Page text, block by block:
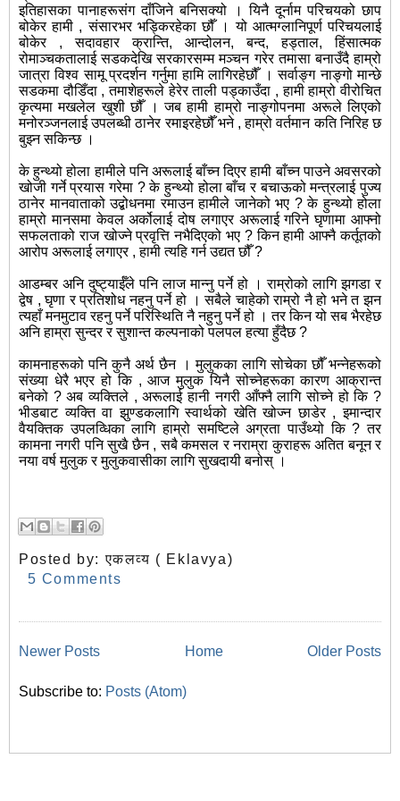
इतिहासका पानाहरूसंग दाँजिने बनिसक्यो । यिनै दूर्नाम परिचयको छाप
बोकेर हामी , संसारभर भड्किरहेका छौँ । यो आत्मग्लानिपूर्ण परिचयलाई
बोकेर , सदावहार क्रान्ति, आन्दोलन, बन्द, हड्ताल, हिंसात्मक
रोमाञ्चकतालाई सडकदेखि सरकारसम्म मञ्चन गरेर तमासा बनाउँदै हाम्रो
जात्रा विश्व सामू प्रदर्शन गर्नुमा हामि लागिरहेछौँ । सर्वाङ्ग नाङ्गो मान्छे
सडकमा दौडिँदा , तमाशेहरूले हेरेर ताली पड्काउँदा , हामी हाम्रो वीरोचित
कृत्यमा मखलेल खुशी छौँ । जब हामी हाम्रो नाङ्गोपनमा अरूले लिएको
मनोरञ्जनलाई उपलब्धी ठानेर रमाइरहेछौँ भने , हाम्रो वर्तमान कति निरिह छ
बुझ्न सकिन्छ ।
के हुन्थ्यो होला हामीले पनि अरूलाई बाँच्न दिएर हामी बाँच्न पाउने अवसरको
खोजी गर्ने प्रयास गरेमा ? के हुन्थ्यो होला बाँच र बचाऊको मन्त्रलाई पुज्य
ठानेर मानवाताको उद्बोधनमा रमाउन हामीले जानेको भए ? के हुन्थ्यो होला
हाम्रो मानसमा केवल अर्कोलाई दोष लगाएर अरूलाई गरिने घृणामा आफ्नो
सफलताको राज खोज्ने प्रवृत्ति नभैदिएको भए ? किन हामी आफ्नै कर्तूतको
आरोप अरूलाई लगाएर , हामी त्यहि गर्न उद्यत छौँ ?
आडम्बर अनि दुष्ट्याईँले पनि लाज मान्नु पर्ने हो । राम्रोको लागि झगडा र
द्वेष , घृणा र प्रतिशोध नहनु पर्ने हो । सबैले चाहेको राम्रो नै हो भने त झन
त्यहाँ मनमुटाव रहनु पर्ने परिस्थिति नै नहुनु पर्ने हो । तर किन यो सब भैरहेछ
अनि हाम्रा सुन्दर र सुशान्त कल्पनाको पलपल हत्या हुँदैछ ?
कामनाहरूको पनि कुनै अर्थ छैन । मुलुकका लागि सोचेका छौँ भन्नेहरूको
संख्या धेरै भएर हो कि , आज मुलुक यिनै सोच्नेहरूका कारण आक्रान्त
बनेको ? अब व्यक्तिले , अरूलाई हानी नगरी आँफ्नै लागि सोच्ने हो कि ?
भीडबाट व्यक्ति वा झुण्डकलागि स्वार्थको खेति खोज्न छाडेर , इमान्दार
वैयक्तिक उपलव्धिका लागि हाम्रो समष्टिले अग्रता पाउँथ्यो कि ? तर
कामना नगरी पनि सुखै छैन , सबै कमसल र नराम्रा कुराहरू अतित बनून र
नया वर्ष मुलुक र मुलुकवासीका लागि सुखदायी बनोस् ।
Posted by:एकलव्य ( Eklavya)
5 Comments
Newer Posts Older Posts
Home
Subscribe to: Posts (Atom)